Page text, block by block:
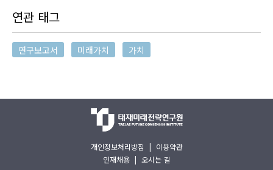
연관 태그
연구보고서 미래가치 가치
개인정보처리방침 | 이용약관
인재채용 | 오시는 길